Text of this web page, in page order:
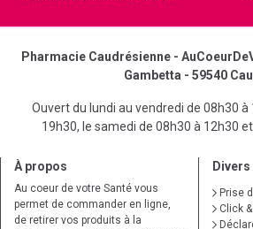
Pharmacie Caudrésienne -
Gambetta - 59540
Ouvert du lundi au vendredi de 08h30
19h30, le samedi de 08h30 à 12h30
À propos
Au coeur de votre Santé vous
permet de commander en ligne,
de retirer vos produits à la
Divers
Prise
Click